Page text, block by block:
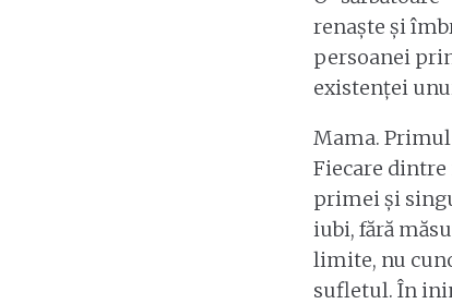
renaște și
persoanei
existenței
Mama.
Fiecare
primei și
iubi, fără
limite, nu
sufletul. În